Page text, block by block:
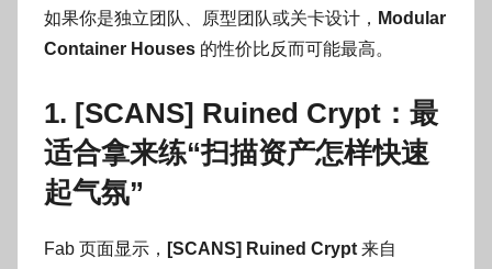
如果你是独立团队、原型团队或关卡设计， Modular
Container Houses 的性价比反而可能最高。
1. [SCANS] Ruined Crypt：最
适合拿来练“扫描资产怎样快速
起气氛”
Fab 页面显示， [SCANS] Ruined Crypt 来自